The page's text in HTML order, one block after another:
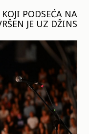
PODSEĆA NA
JE UZ DŽINS